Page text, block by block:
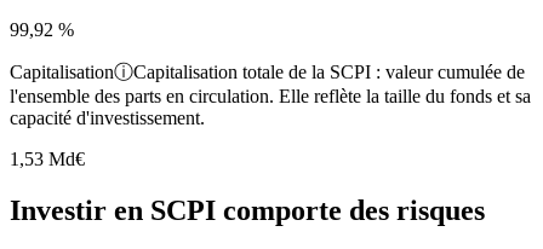
99,92 %
CapitalisationⓘCapitalisation totale de la SCPI : valeur cumulée de
l'ensemble des parts en circulation. Elle reflète la taille du fonds et sa
capacité d'investissement.
1,53 Md€
Investir en SCPI comporte des risques